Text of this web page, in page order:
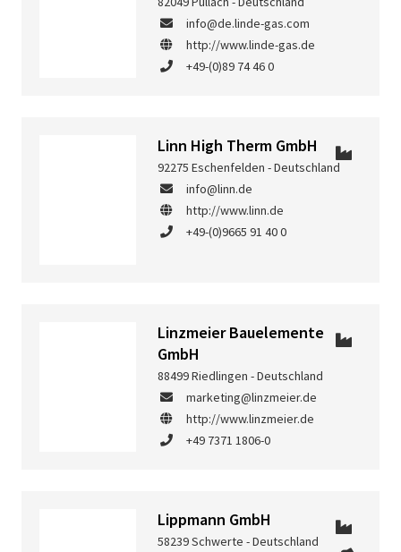
info@de.linde-gas.com
http://www.linde-gas.de
+49-(0)89 74 46 0
Linn High Therm GmbH
92275 Eschenfelden - Deutschland
info@linn.de
http://www.linn.de
+49-(0)9665 91 40 0
Linzmeier Bauelemente
GmbH
88499 Riedlingen - Deutschland
marketing@linzmeier.de
http://www.linzmeier.de
+49 7371 1806-0
Lippmann GmbH
58239 Schwerte - Deutschland